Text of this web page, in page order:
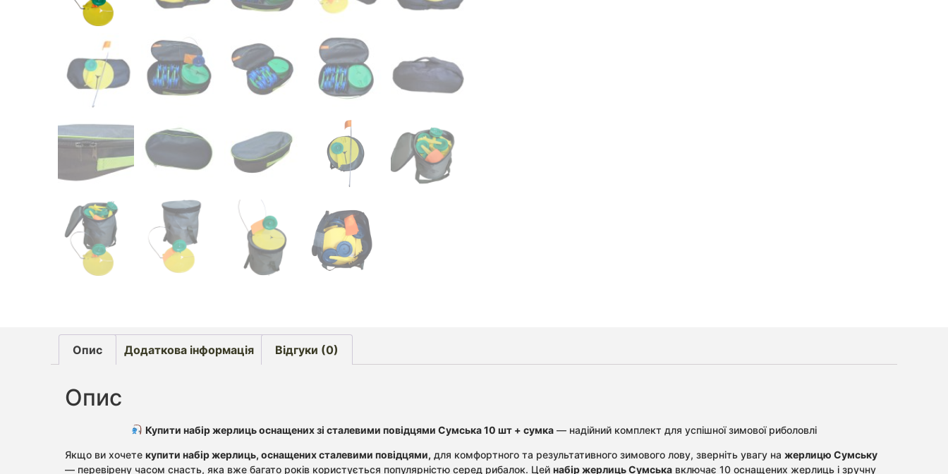
Опис Додаткова інформація Відгуки (0)
Опис
Купити набір жерлиць оснащених зі сталевими повідцями Сумська 10 шт + сумка— надійний комплект для успішної зимової риболовлі
Якщо ви хочете купити набір жерлиць, оснащених сталевими повідцями, для комфортного та результативного зимового лову, зверніть увагу на жерлицю Сумську
— перевірену часом снасть, яка вже багато років користується популярністю серед рибалок. Цей набір жерлиць Сумська включає 10 оснащених жерлиць і зручну